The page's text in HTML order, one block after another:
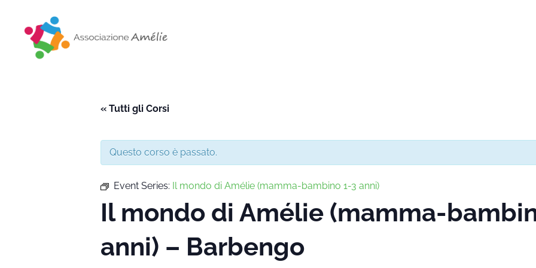
« Tutti gli Corsi
Questo corso è passato.
Event Series: Il mondo di Amélie (mamma-bambino 1-3 anni)
Il mondo di Amélie (mamma-
anni) – Barbengo